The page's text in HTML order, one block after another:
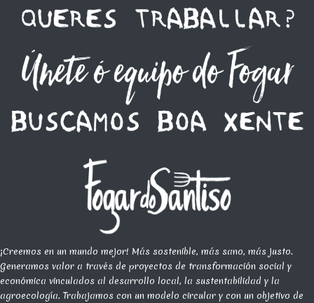
¡Creemos en un mundo mejor! Más sostenible, más sano, más justo.
Generamos valor a través de proyectos de transformación social y
económica vinculados al desarrollo local, la sustentabilidad y la
agroecología. Trabajamos con un modelo circular y con un objetivo de